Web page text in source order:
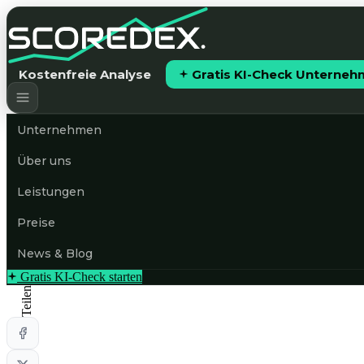
Kostenfreie Analyse Gratis KI-Check
Unternehmen
Über uns
Leistungen
Preise
News & Blog
Gratis KI-Check starten
Teilen